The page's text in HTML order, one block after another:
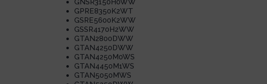
GNSR3150H0WW
GPRE8350K2WT
GSRE5600K2WW
GSSR4170H2WW
GTAN2800DWW
GTAN4250DWW
GTAN4250M0WS
GTAN4450M1WS
GTAN5050MWS